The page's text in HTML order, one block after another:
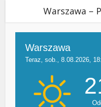
Warszawa –